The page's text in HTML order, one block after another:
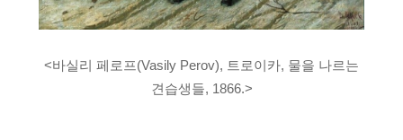
<바실리 페로프(Vasily Perov), 트로이카, 물을 나르는
견습생들, 1866.>